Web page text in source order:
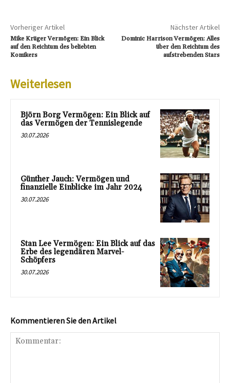
Vorheriger Artikel
Mike Krüger Vermögen: Ein Blick
auf den Reichtum des beliebten
Komikers
Nächster Artikel
Dominic Harrison Vermögen: Alles
über den Reichtum des
aufstrebenden Stars
Weiterlesen
Björn Borg Vermögen: Ein Blick auf
das Vermögen der Tennislegende
30.07.2026
Günther Jauch: Vermögen und
finanzielle Einblicke im Jahr 2024
30.07.2026
Stan Lee Vermögen: Ein Blick auf das
Erbe des legendären Marvel-
Schöpfers
30.07.2026
Kommentieren Sie den Artikel